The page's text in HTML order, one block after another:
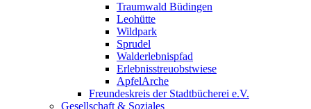
Traumwald Büdingen
Leohütte
Wildpark
Sprudel
Walderlebnispfad
Erlebnisstreuobstwiese
ApfelArche
Freundeskreis der Stadtbücherei e.V.
Gesellschaft & Soziales